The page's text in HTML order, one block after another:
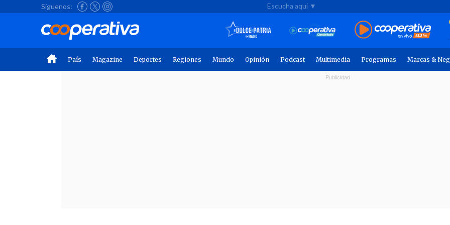
Síguenos: Escucha aquí ▼
País Magazine Deportes Regiones Mundo Opinión Podcast Multimedia Programas Marcas &